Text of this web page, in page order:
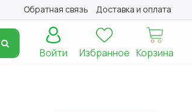
Обратная связь Доставка и оплата
Корзина
Избранное
Войти